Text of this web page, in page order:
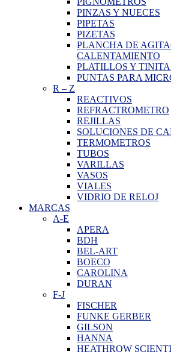
PINZAS Y NUECES
PIPETAS
PIZETAS
PLANCHA DE
CALENTAMIENTO
PLATILLOS Y
PUNTAS PARA
R – Z
REACTIVOS
REFRACTROMETRO
REJILLAS
SOLUCIONES DE
TERMOMETROS
TUBOS
VARILLAS
VASOS
VIALES
VIDRIO DE RELOJ
MARCAS
A-E
APERA
BDH
BEL-ART
BOECO
CAROLINA
DURAN
F-J
FISCHER
FUNKE GERBER
GILSON
HANNA
HEATHROW